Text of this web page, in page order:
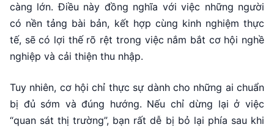
càng lớn. Điều này đồng nghĩa với việc những người
có nền tảng bài bản, kết hợp cùng kinh nghiệm thực
tế, sẽ có lợi thế rõ rệt trong việc nắm bắt cơ hội nghề
nghiệp và cải thiện thu nhập.
Tuy nhiên, cơ hội chỉ thực sự dành cho những ai chuẩn
bị đủ sớm và đúng hướng. Nếu chỉ dừng lại ở việc
“quan sát thị trường”, bạn rất dễ bị bỏ lại phía sau khi